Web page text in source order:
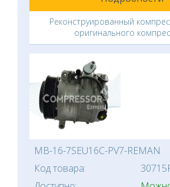
Реконструированный
оригинального
MB-16-7SEU16C-PV7-REMAN
Код товара: